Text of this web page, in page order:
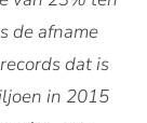
de afname
dat is
in 2015